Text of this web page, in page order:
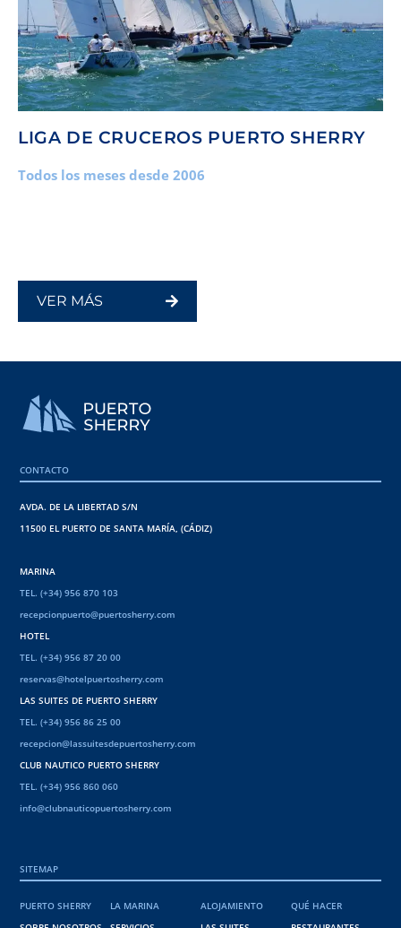
LIGA DE CRUCEROS PUERTO SHERRY
Todos los meses desde 2006
ANDALUSIAN OLYMPIC WEEK
En febrero o marzo desde 2005
CAMPEONATO MUNDIAL DE
RACEBOARD
CAMPEONATO MUNDIAL DE VELA
1992 Y 2003
VER MÁS
CONTACTO
AVDA. DE LA LIBERTAD S/N
11500 EL PUERTO DE SANTA MARÍA, (CÁDIZ)
MARINA
TEL. (+34) 956 870 103
recepcionpuerto@puertosherry.com
HOTEL
TEL. (+34) 956 87 20 00
reservas@hotelpuertosherry.com
LAS SUITES DE PUERTO SHERRY
TEL. (+34) 956 86 25 00
recepcion@lassuitesdepuertosherry.com
CLUB NAUTICO PUERTO SHERRY
TEL. (+34) 956 860 060
info@clubnauticopuertosherry.com
SITEMAP
PUERTO SHERRY
LA MARINA
ALOJAMIENTO
QUÉ HACER